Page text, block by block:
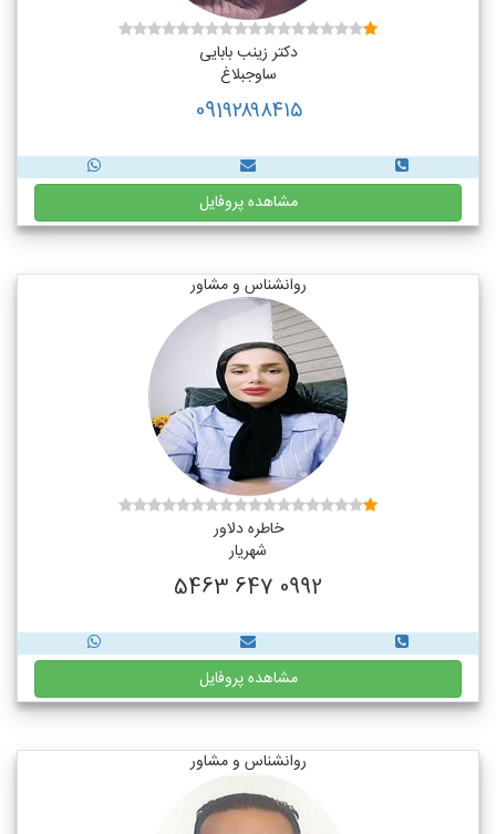
دکتر زینب بابایی
ساوجبلاغ
091۹۲۸۹۸۴۱۵
مشاهده پروفایل
روانشناس و مشاور
خاطره دلاور
شهریار
0992 647 5463
مشاهده پروفایل
روانشناس و مشاور